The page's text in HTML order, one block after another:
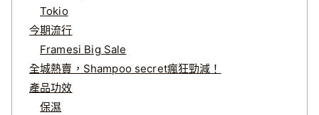
Tokio
今期流行
Framesi Big Sale
全城熱賣，Shampoo secret瘋狂勁減！
產品功效
保濕